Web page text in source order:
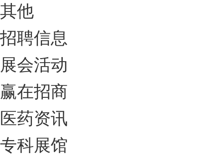
其他
招聘信息
展会活动
赢在招商
医药资讯
专科展馆